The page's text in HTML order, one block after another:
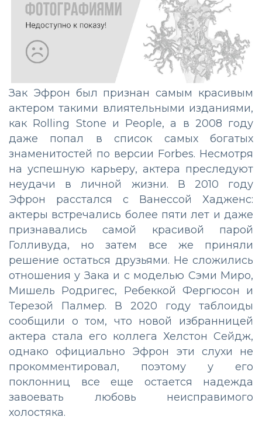
Зак Эфрон был признан самым красивым
актером такими влиятельными изданиями,
как Rolling Stone и People, а в 2008 году
даже попал в список самых богатых
знаменитостей по версии Forbes. Несмотря
на успешную карьеру, актера преследуют
неудачи в личной жизни. В 2010 году
Эфрон расстался с Ванессой Хадженс:
актеры встречались более пяти лет и даже
признавались самой красивой парой
Голливуда, но затем все же приняли
решение остаться друзьями. Не сложились
отношения у Зака и с моделью Сэми Миро,
Мишель Родригес, Ребеккой Фергюсон и
Терезой Палмер. В 2020 году таблоиды
сообщили о том, что новой избранницей
актера стала его коллега Хелстон Сейдж,
однако официально Эфрон эти слухи не
прокомментировал, поэтому у его
поклонниц все еще остается надежда
завоевать любовь неисправимого
холостяка.